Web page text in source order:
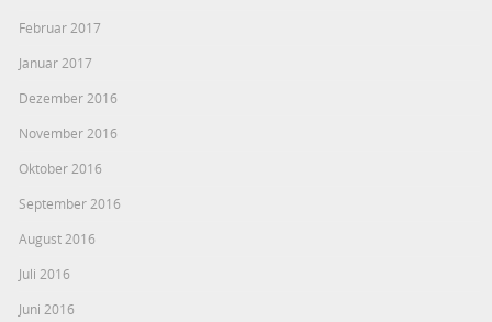
Februar 2017
Januar 2017
Dezember 2016
November 2016
Oktober 2016
September 2016
August 2016
Juli 2016
Juni 2016